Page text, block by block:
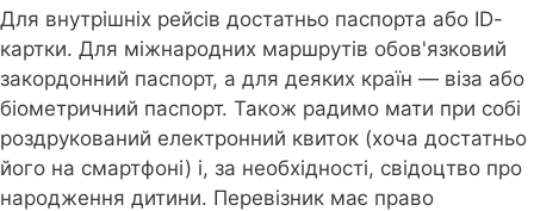
Для внутрішніх рейсів достатньо паспорта або ID-
картки. Для міжнародних маршрутів обов'язковий
закордонний паспорт, а для деяких країн — віза або
біометричний паспорт. Також радимо мати при собі
роздрукований електронний квиток (хоча достатньо
його на смартфоні) і, за необхідності, свідоцтво про
народження дитини. Перевізник має право